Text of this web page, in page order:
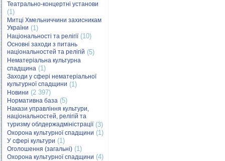
Театрально-концертні установи
(1)
Митці Хмельниччини захисникам
України (1)
Національності та релігії(10)
Основні заходи з питань
національностей та релігій (5)
Нематеріальна культурна
спадщина (1)
Заходи у сфері нематеріальної
культурної спадщини (1)
Новини (2 397)
Нормативна база (5)
Накази управління культури,
національностей, релігій та
туризму облдержадміністрації(3)
Охорона культурної спадщини (1)
У сфері культури (1)
Оголошення (загальні) (1)
Охорона культурної спадщини (4)